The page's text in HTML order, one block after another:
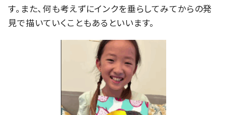
す。また、何も考えずにインクを垂らしてみてからの発
見で描いていくこともあるといいます。